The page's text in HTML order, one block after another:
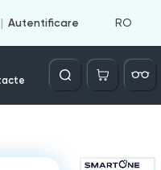
Autentificare RO
Căutare